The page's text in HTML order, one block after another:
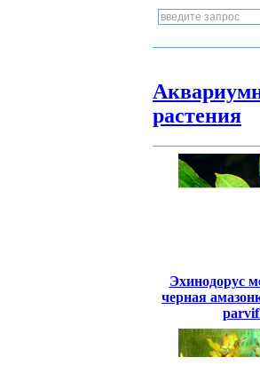
растения
Эхинодорус
черная